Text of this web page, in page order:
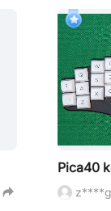
Pica40
z****g